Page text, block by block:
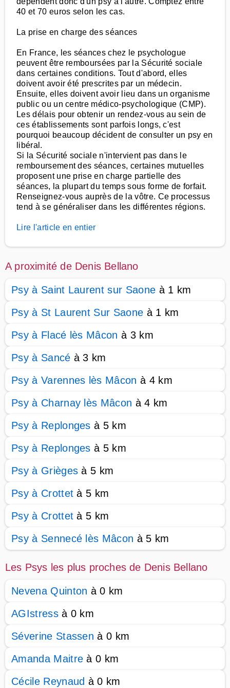
40 et 70 euros selon les cas.
La prise en charge des séances
En France, les séances chez le psychologue
peuvent être remboursées par la Sécurité sociale
dans certaines conditions. Tout d'abord, elles
doivent avoir été prescrites par un médecin.
Ensuite, elles doivent avoir lieu dans un organisme
public ou un centre médico-psychologique (CMP).
Les délais pour obtenir un rendez-vous au sein de
ces établissements sont parfois longs, c'est
pourquoi beaucoup décident de consulter un psy en
libéral.
Si la Sécurité sociale n'intervient pas dans le
remboursement des séances, certaines mutuelles
proposent une prise en charge partielle des
séances, la plupart du temps sous forme de forfait.
Renseignez-vous auprès de la vôtre. Ce processus
tend à se généraliser dans les différentes régions.
Lire l'article en entier
A proximité de Denis Bellano
Psy à Saint Laurent sur Saone à 1 km
Psy à St Laurent Sur Saone à 1 km
Psy à Flacé lès Mâcon à 3 km
Psy à Sancé à 3 km
Psy à Varennes lès Mâcon à 4 km
Psy à Charnay lès Mâcon à 4 km
Psy à Replonges à 5 km
Psy à Replonges à 5 km
Psy à Grièges à 5 km
Psy à Crottet à 5 km
Psy à Crottet à 5 km
Psy à Sennecé lès Mâcon à 5 km
Les Psys les plus proches de Denis Bellano
Nevena Quinton à 0 km
AGIstressà 0 km
Séverine Stassen à 0 km
Amanda Maitre à 0 km
Cécile Reynaud à 0 km